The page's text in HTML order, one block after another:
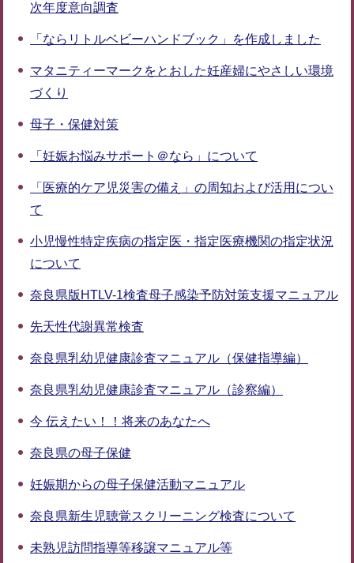
次年度意向調査
「ならリトルベビーハンドブック」を作成しました
マタニティーマークをとおした妊産婦にやさしい環境
づくり
母子・保健対策
「妊娠お悩みサポート＠なら」について
「医療的ケア児災害の備え」の周知および活用につい
て
小児慢性特定疾病の指定医・指定医療機関の指定状況
について
奈良県版HTLV-1検査母子感染予防対策支援マニュアル
先天性代謝異常検査
奈良県乳幼児健康診査マニュアル（保健指導編）
奈良県乳幼児健康診査マニュアル（診察編）
今 伝えたい！！将来のあなたへ
奈良県の母子保健
妊娠期からの母子保健活動マニュアル
奈良県新生児聴覚スクリーニング検査について
未熟児訪問指導等移譲マニュアル等